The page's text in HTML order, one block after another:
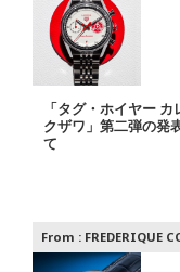
「タグ・ホイヤー
クザワ」第二弾の発
て
From : FREDERIQUE